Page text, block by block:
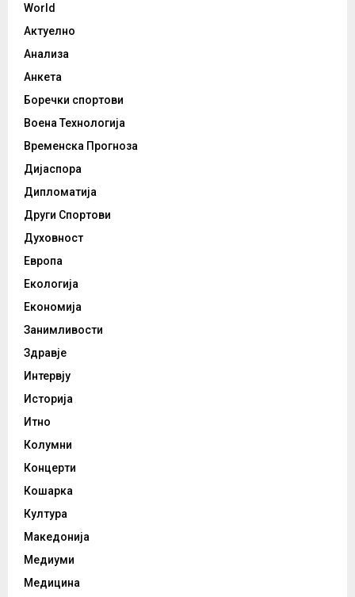
World
Актуелно
Анализа
Анкета
Боречки спортови
Воена Технологија
Временска Прогноза
Дијаспора
Дипломатија
Други Спортови
Духовност
Европа
Екологија
Економија
Занимливости
Здравје
Интервју
Историја
Итно
Колумни
Концерти
Кошарка
Култура
Македонија
Медиуми
Медицина